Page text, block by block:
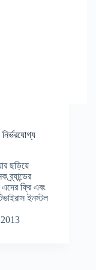
ছড়িয়ে
ফ্রি এবং
ইনস্টল